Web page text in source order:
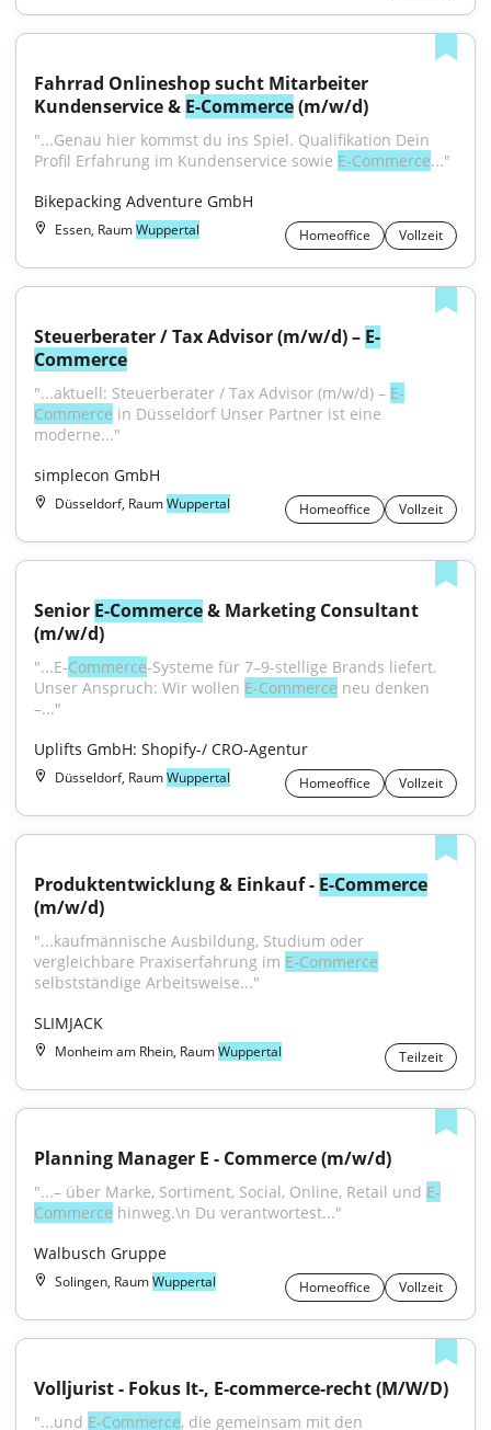
Fahrrad Onlineshop sucht Mitarbeiter
Kundenservice & E-Commerce (m/w/d)
"...Genau hier kommst du ins Spiel. Qualifikation Dein
Profil Erfahrung im Kundenservice sowie E-Commerce..."
Bikepacking Adventure GmbH
Essen, RaumWuppertal Homeoffice Vollzeit
Steuerberater / Tax Advisor (m/w/d) – E-
Commerce
"...aktuell: Steuerberater / Tax Advisor (m/w/d) – E-
Commerce in Düsseldorf Unser Partner ist eine
moderne..."
simplecon GmbH
Düsseldorf, RaumWuppertal Homeoffice Vollzeit
Senior E-Commerce & Marketing Consultant
(m/w/d)
"...E-Commerce-Systeme für 7–9-stellige Brands liefert.
Unser Anspruch: Wir wollen E-Commerce neu denken
–..."
Uplifts GmbH: Shopify-/ CRO-Agentur
Düsseldorf, RaumWuppertal Homeoffice Vollzeit
Produktentwicklung & Einkauf - E-Commerce
(m/w/d)
"...kaufmännische Ausbildung, Studium oder
vergleichbare Praxiserfahrung im E-Commerce
selbstständige Arbeitsweise..."
SLIMJACK
Monheim am Rhein, RaumWuppertal Teilzeit
Planning Manager E - Commerce (m/w/d)
"...– über Marke, Sortiment, Social, Online, Retail und E-
Commerce hinweg.\n Du verantwortest..."
Walbusch Gruppe
Solingen, RaumWuppertal Homeoffice Vollzeit
Volljurist - Fokus It‑, E‑commerce‑recht (M/W/D)
"...und E‑Commerce, die gemeinsam mit den